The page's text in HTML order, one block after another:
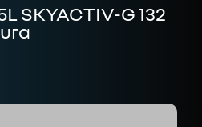
SKYACTIV-G 132